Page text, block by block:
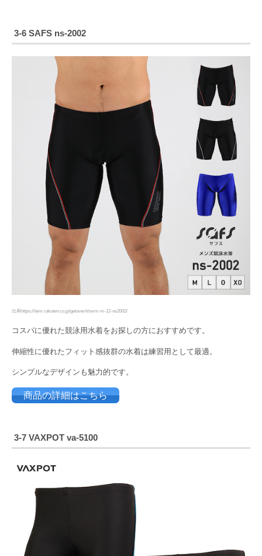
3-6 SAFS ns-2002
出典https://item.rakuten.co.jp/getoverit/swm-m-12-ns2002/
コスパに優れた競泳用水着をお探しの方におすすめです。
伸縮性に優れたフィット感抜群の水着は練習用として最適。
シンプルなデザインも魅力的です。
商品の詳細はこちら
3-7 VAXPOT va-5100